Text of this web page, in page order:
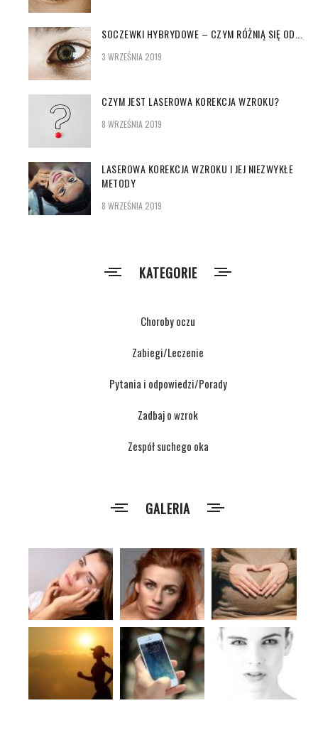
SOCZEWKI HYBRYDOWE – CZYM RÓŻNIĄ SIĘ OD...
3 WRZEŚNIA 2019
CZYM JEST LASEROWA KOREKCJA WZROKU?
8 WRZEŚNIA 2019
LASEROWA KOREKCJA WZROKU I JEJ NIEZWYKŁE
METODY
8 WRZEŚNIA 2019
KATEGORIE
Choroby oczu
Zabiegi/Leczenie
Pytania i odpowiedzi/Porady
Zadbaj o wzrok
Zespół suchego oka
GALERIA